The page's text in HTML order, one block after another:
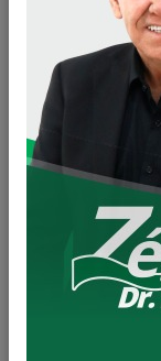
CONSTRUÇÃO
Nossas obras de
todos vapor,
03 conjuntos de
- RESIDENCIAL
- JARDIM
- JARDIM
Nessa
junto a Caixa